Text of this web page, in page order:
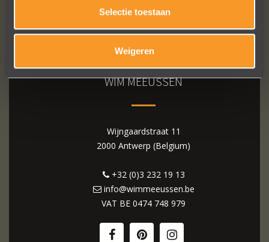
Selectie toestaan
Weigeren
WIM MEEUSSEN
Wijngaardstraat 11
2000 Antwerp (Belgium)
+32 (0)3 232 19 13
info@wimmeeussen.be
VAT BE 0474 748 979